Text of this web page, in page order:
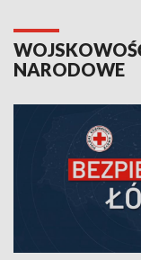
NARODOWE